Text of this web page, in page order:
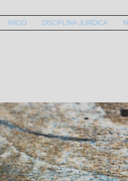
INICIO DISCIPLINA JURÍDICA